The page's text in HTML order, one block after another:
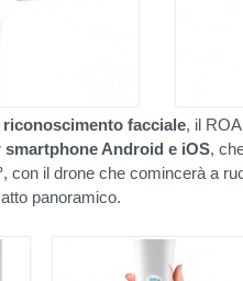
facciale, il
Android e iOS,
, con il drone che comincerà a
panoramico.